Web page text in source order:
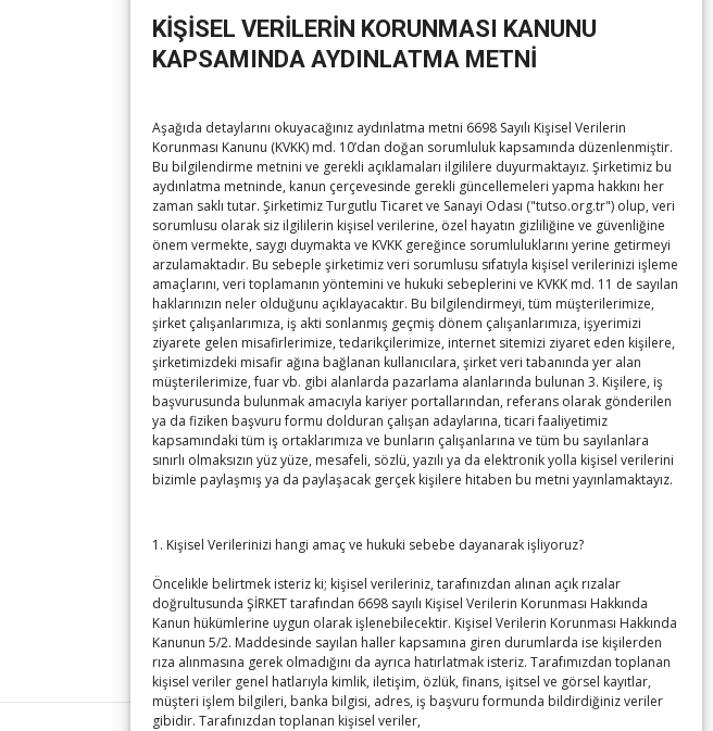
KİŞİSEL VERİLERİN KORUNMASI KANUNU
KAPSAMINDA AYDINLATMA METNİ
Aşağıda detaylarını okuyacağınız aydınlatma metni 6698 Sayılı Kişisel Verilerin
Korunması Kanunu (KVKK) md. 10’dan doğan sorumluluk kapsamında düzenlenmiştir.
Bu bilgilendirme metnini ve gerekli açıklamaları ilgililere duyurmaktayız. Şirketimiz bu
aydınlatma metninde, kanun çerçevesinde gerekli güncellemeleri yapma hakkını her
zaman saklı tutar. Şirketimiz Turgutlu Ticaret ve Sanayi Odası ("tutso.org.tr") olup, veri
sorumlusu olarak siz ilgililerin kişisel verilerine, özel hayatın gizliliğine ve güvenliğine
önem vermekte, saygı duymakta ve KVKK gereğince sorumluluklarını yerine getirmeyi
arzulamaktadır. Bu sebeple şirketimiz veri sorumlusu sıfatıyla kişisel verilerinizi işleme
amaçlarını, veri toplamanın yöntemini ve hukuki sebeplerini ve KVKK md. 11 de sayılan
haklarınızın neler olduğunu açıklayacaktır. Bu bilgilendirmeyi, tüm müşterilerimize,
şirket çalışanlarımıza, iş akti sonlanmış geçmiş dönem çalışanlarımıza, işyerimizi
ziyarete gelen misafirlerimize, tedarikçilerimize, internet sitemizi ziyaret eden kişilere,
şirketimizdeki misafir ağına bağlanan kullanıcılara, şirket veri tabanında yer alan
müşterilerimize, fuar vb. gibi alanlarda pazarlama alanlarında bulunan 3. Kişilere, iş
başvurusunda bulunmak amacıyla kariyer portallarından, referans olarak gönderilen
ya da fiziken başvuru formu dolduran çalışan adaylarına, ticari faaliyetimiz
kapsamındaki tüm iş ortaklarımıza ve bunların çalışanlarına ve tüm bu sayılanlara
sınırlı olmaksızın yüz yüze, mesafeli, sözlü, yazılı ya da elektronik yolla kişisel verilerini
bizimle paylaşmış ya da paylaşacak gerçek kişilere hitaben bu metni yayınlamaktayız.
1. Kişisel Verilerinizi hangi amaç ve hukuki sebebe dayanarak işliyoruz?
Öncelikle belirtmek isteriz ki; kişisel verileriniz, tarafınızdan alınan açık rızalar
doğrultusunda ŞİRKET tarafından 6698 sayılı Kişisel Verilerin Korunması Hakkında
Kanun hükümlerine uygun olarak işlenebilecektir. Kişisel Verilerin Korunması Hakkında
Kanunun 5/2. Maddesinde sayılan haller kapsamına giren durumlarda ise kişilerden
rıza alınmasına gerek olmadığını da ayrıca hatırlatmak isteriz. Tarafımızdan toplanan
kişisel veriler genel hatlarıyla kimlik, iletişim, özlük, finans, işitsel ve görsel kayıtlar,
müşteri işlem bilgileri, banka bilgisi, adres, iş başvuru formunda bildirdiğiniz veriler
gibidir. Tarafınızdan toplanan kişisel veriler,